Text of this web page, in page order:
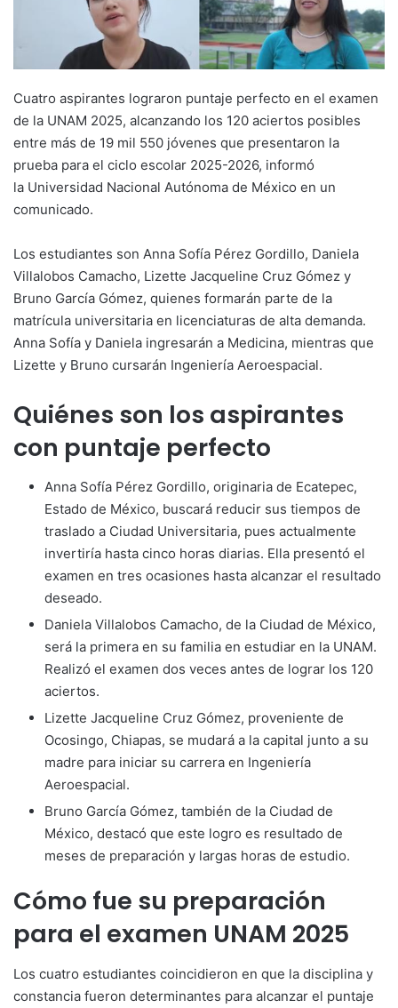
Cuatro aspirantes lograron puntaje perfecto en el examen
de la UNAM 2025, alcanzando los 120 aciertos posibles
entre más de 19 mil 550 jóvenes que presentaron la
prueba para el ciclo escolar 2025-2026, informó
la Universidad Nacional Autónoma de México en un
comunicado.
Los estudiantes son Anna Sofía Pérez Gordillo, Daniela
Villalobos Camacho, Lizette Jacqueline Cruz Gómez y
Bruno García Gómez, quienes formarán parte de la
matrícula universitaria en licenciaturas de alta demanda.
Anna Sofía y Daniela ingresarán a Medicina, mientras que
Lizette y Bruno cursarán Ingeniería Aeroespacial.
Quiénes son los aspirantes
con puntaje perfecto
Anna Sofía Pérez Gordillo, originaria de Ecatepec,
Estado de México, buscará reducir sus tiempos de
traslado a Ciudad Universitaria, pues actualmente
invertiría hasta cinco horas diarias. Ella presentó el
examen en tres ocasiones hasta alcanzar el resultado
deseado.
Daniela Villalobos Camacho, de la Ciudad de México,
será la primera en su familia en estudiar en la UNAM.
Realizó el examen dos veces antes de lograr los 120
aciertos.
Lizette Jacqueline Cruz Gómez, proveniente de
Ocosingo, Chiapas, se mudará a la capital junto a su
madre para iniciar su carrera en Ingeniería
Aeroespacial.
Bruno García Gómez, también de la Ciudad de
México, destacó que este logro es resultado de
meses de preparación y largas horas de estudio.
Cómo fue su preparación
para el examen UNAM 2025
Los cuatro estudiantes coincidieron en que la disciplina y
constancia fueron determinantes para alcanzar el puntaje